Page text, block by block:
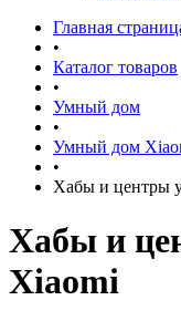
Главная
•
Каталог товаров
•
Умный дом
•
Умный дом
•
Хабы и центры
Хабы и
Xiaomi